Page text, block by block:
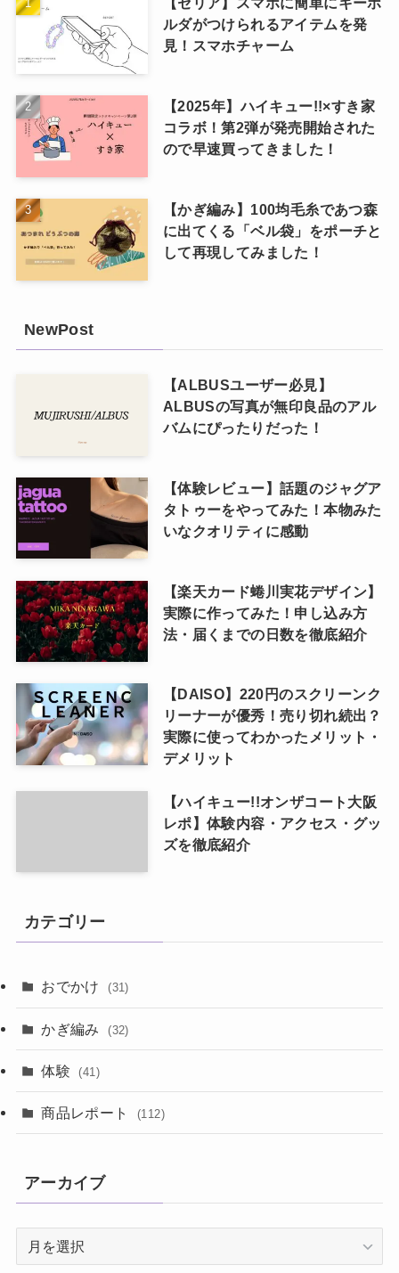
ルダがつけられるアイテムを発
見！スマホチャーム
【2025年】ハイキュー!!×すき家
コラボ！第2弾が発売開始された
ので早速買ってきました！
【かぎ編み】100均毛糸であつ森
に出てくる「ベル袋」をポーチと
して再現してみました！
NewPost
【ALBUSユーザー必見】
ALBUSの写真が無印良品のアル
バムにぴったりだった！
【体験レビュー】話題のジャグア
タトゥーをやってみた！本物みた
いなクオリティに感動
【楽天カード蜷川実花デザイン】
実際に作ってみた！申し込み方
法・届くまでの日数を徹底紹介
【DAISO】220円のスクリーンク
リーナーが優秀！売り切れ続出？
実際に使ってわかったメリット・
デメリット
【ハイキュー!!オンザコート大阪
レポ】体験内容・アクセス・グッ
ズを徹底紹介
カテゴリー
おでかけ (31)
かぎ編み (32)
体験 (41)
商品レポート (112)
アーカイブ